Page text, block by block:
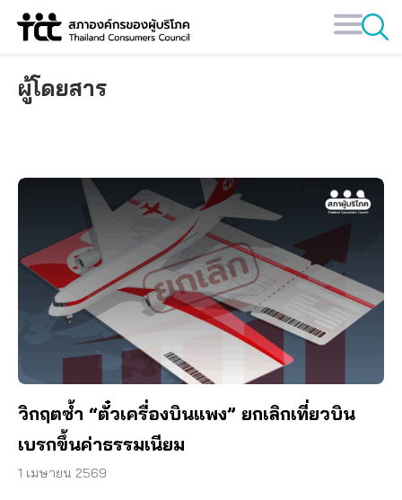
Skip
ผู้โดยสาร
วิกฤตซ้ำ “ตั๋วเครื่องบินแพง” ยกเลิกเที่ยวบิน
เบรกขึ้นค่าธรรมเนียม
1 เมษายน 2569